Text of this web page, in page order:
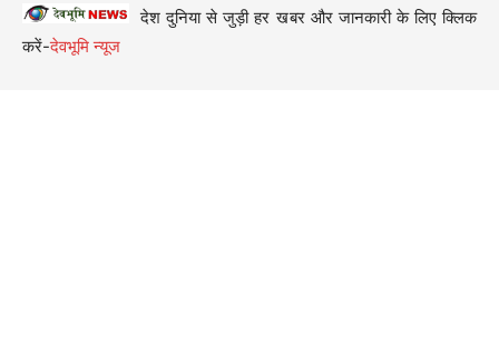
देश दुनिया से जुड़ी हर खबर और जानकारी के लिए क्लिक
करें-देवभूमि न्यूज